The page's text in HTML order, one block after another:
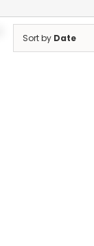
Sort by Date